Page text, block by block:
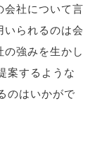
会社について言
いられるのは会
強みを生かし
案するような
のはいかがで